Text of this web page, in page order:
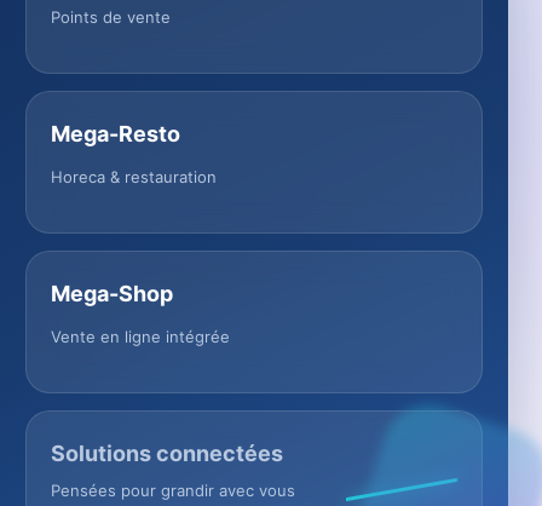
Points de vente
Mega-Resto
Horeca & restauration
Mega-Shop
Vente en ligne intégrée
Solutions connectées
Pensées pour grandir avec vous